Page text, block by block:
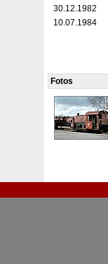
30.12.1982
10.07.1984
Fotos